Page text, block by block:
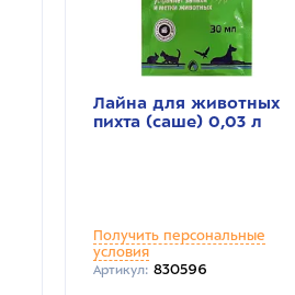
Лайна для животных
пихта (саше) 0,03 л
Получить персональные
условия
Артикул: 830596